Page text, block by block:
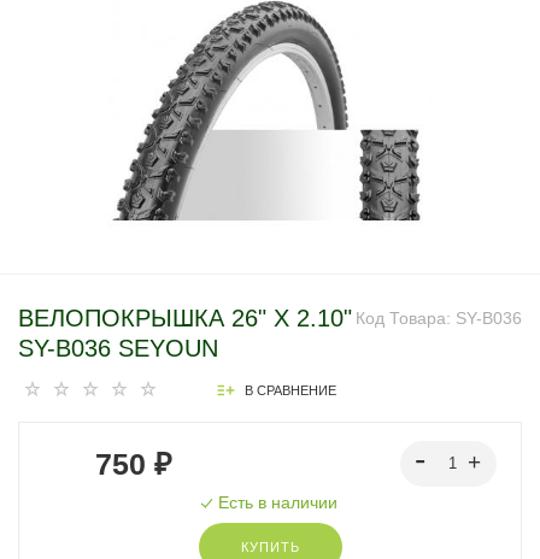
Код Товара: SY-B036
ВЕЛОПОКРЫШКА 26" X 2.10"
SY-B036 SEYOUN
В СРАВНЕНИЕ
750 ₽
Есть в наличии
КУПИТЬ